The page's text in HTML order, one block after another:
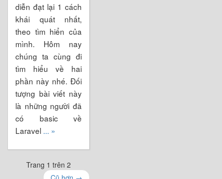
diễn đạt lại 1 cách
khái quát nhất,
theo tìm hiển của
mình. Hôm nay
chúng ta cùng đi
tìm hiểu về hai
phần này nhé. Đối
tượng bài viết này
là những người đã
có basic về
Laravel ... »
Trang 1 trên 2